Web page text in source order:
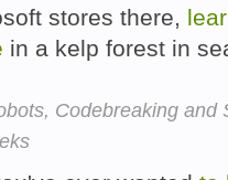
stores there,
in a kelp forest in
Codebreaking and